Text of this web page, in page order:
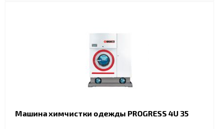
Машина химчистки одежды PROGRESS 4U 35